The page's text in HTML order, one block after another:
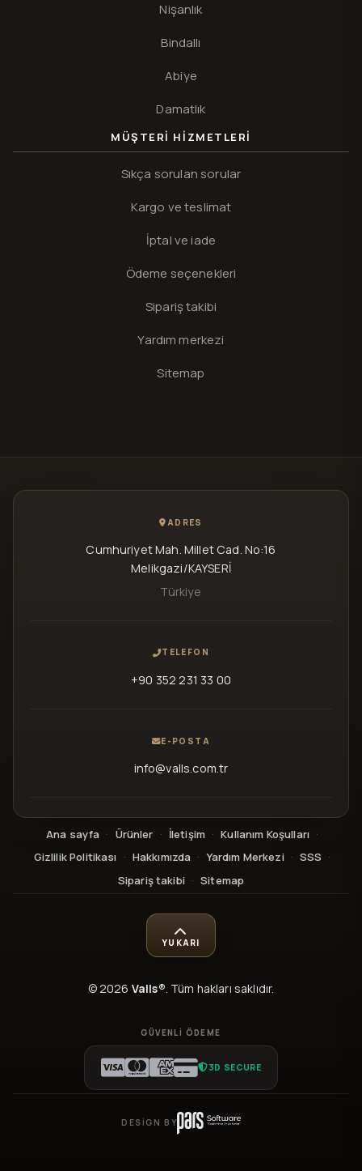
Nişanlık
Bindallı
Abiye
Damatlık
MÜŞTERI HIZMETLERI
Sıkça sorulan sorular
Kargo ve teslimat
İptal ve iade
Ödeme seçenekleri
Sipariş takibi
Yardım merkezi
Sitemap
ADRES
Cumhuriyet Mah. Millet Cad. No:16
Melikgazi/KAYSERİ
Türkiye
TELEFON
+90 352 231 33 00
E-POSTA
info@valls.com.tr
Ana sayfa · Ürünler · İletişim · Kullanım Koşulları ·
Gizlilik Politikası
· Hakkımızda · Yardım Merkezi · SSS ·
Sipariş takibi · Sitemap
© 2026 Valls®. Tüm hakları saklıdır.
YUKARI
GÜVENLI ÖDEME
3D SECURE
DESIGN BY